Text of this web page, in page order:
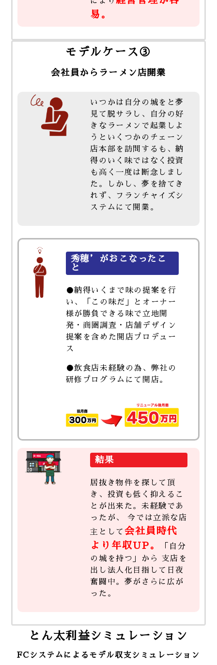
易。
モデルケース③
会社員からラーメン店開業
いつかは自分の城をと夢
見て脱サラし、自分の好
きなラーメンで起業しよ
うといくつかのチェーン
店本部を訪問するも、納
得のいく味ではなく投資
も高く一度は断念しまし
た。しかし、夢を捨てき
れず、フランチャイズシ
ステムにて開業。
秀穂’がおこなったこ
と
●納得いくまで味の提案を行
い、「この味だ」とオーナー
様が勝負できる味で立地開
発・商圏調査・店舗デザイン
提案を含めた開店プロデュー
ス
●飲食店未経験の為、弊社の
研修プログラムにて開店。
結果
居抜き物件を探して頂
き、投資も低く抑えるこ
とが出来た。未経験であ
ったが、 今では立派な店
主として 会社員時代
より年収UP。
「自分
の城を持つ」から 支店を
出し法人化目指して日夜
奮闘中。夢がさらに広が
った。
とん太利益シミュレーション
FCシステムによるモデル収支シミュレーション